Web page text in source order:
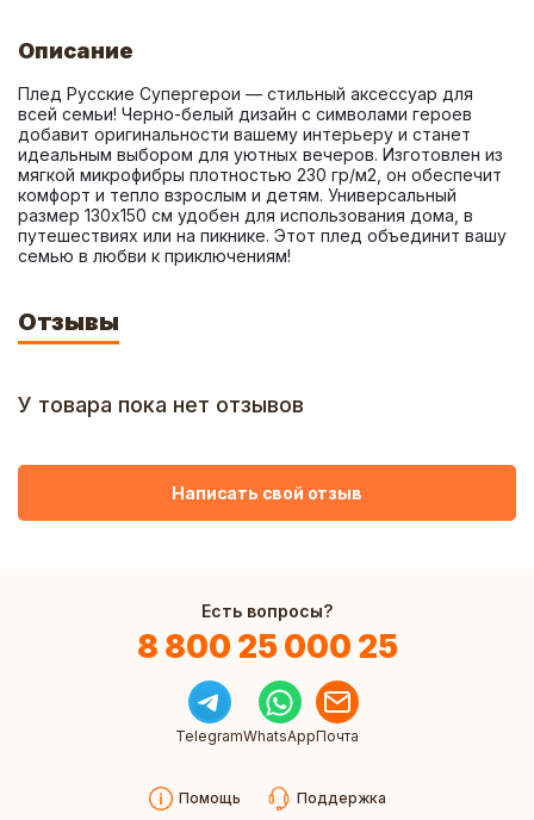
Описание
Плед Русские Супергерои — стильный аксессуар для
всей семьи! Черно-белый дизайн с символами героев
добавит оригинальности вашему интерьеру и станет
идеальным выбором для уютных вечеров. Изготовлен из
мягкой микрофибры плотностью 230 гр/м2, он обеспечит
комфорт и тепло взрослым и детям. Универсальный
размер 130х150 см удобен для использования дома, в
путешествиях или на пикнике. Этот плед объединит вашу
семью в любви к приключениям!
Отзывы
У товара пока нет отзывов
Написать свой отзыв
Есть вопросы?
8 800 25 000 25
TelegramWhatsAppПочта
Помощь Поддержка